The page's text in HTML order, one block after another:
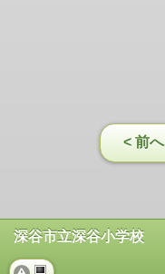
< 前へ
深谷市立深谷小学校